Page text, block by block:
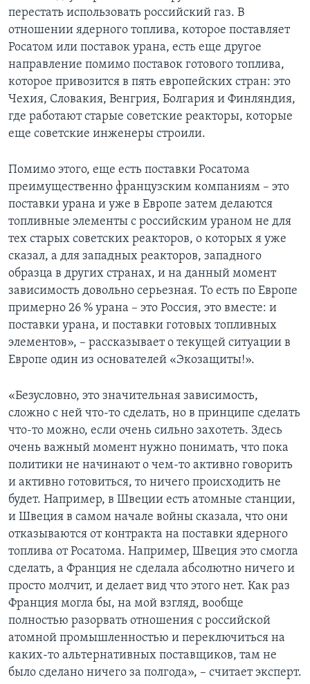
перестать использовать российский газ. В
отношении ядерного топлива, которое поставляет
Росатом или поставок урана, есть еще другое
направление помимо поставок готового топлива,
которое привозится в пять европейских стран: это
Чехия, Словакия, Венгрия, Болгария и Финляндия,
где работают старые советские реакторы, которые
еще советские инженеры строили.
Помимо этого, еще есть поставки Росатома
преимущественно французским компаниям – это
поставки урана и уже в Европе затем делаются
топливные элементы с российским ураном не для
тех старых советских реакторов, о которых я уже
сказал, а для западных реакторов, западного
образца в других странах, и на данный момент
зависимость довольно серьезная. То есть по Европе
примерно 26 % урана – это Россия, это вместе: и
поставки урана, и поставки готовых топливных
элементов», – рассказывает о текущей ситуации в
Европе один из основателей «Экозащиты!».
«Безусловно, это значительная зависимость,
сложно с ней что-то сделать, но в принципе сделать
что-то можно, если очень сильно захотеть. Здесь
очень важный момент нужно понимать, что пока
политики не начинают о чем-то активно говорить
и активно готовиться, то ничего происходить не
будет. Например, в Швеции есть атомные станции,
и Швеция в самом начале войны сказала, что они
отказываются от контракта на поставки ядерного
топлива от Росатома. Например, Швеция это смогла
сделать, а Франция не сделала абсолютно ничего и
просто молчит, и делает вид что этого нет. Как раз
Франция могла бы, на мой взгляд, вообще
полностью разорвать отношения с российской
атомной промышленностью и переключиться на
каких-то альтернативных поставщиков, там не
было сделано ничего за полгода», – считает эксперт.